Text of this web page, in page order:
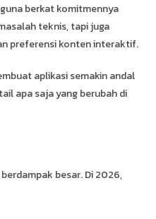
berkat komitmennya
teknis, tapi juga
preferensi konten interaktif.
aplikasi semakin andal
apa saja yang berubah di
besar. Di 2026,